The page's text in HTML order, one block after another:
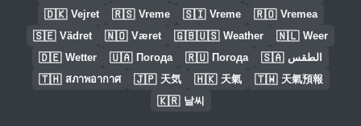
🇩🇰 Vejret 🇷🇸 Vreme 🇸🇮 Vreme 🇷🇴 Vremea
🇸🇪 Vädret 🇳🇴 Været 🇬🇧🇺🇸 Weather 🇳🇱 Weer
🇩🇪 Wetter 🇺🇦 Погода 🇷🇺 Погода 🇸🇦 الطقس
🇹🇭 สภาพอากาศ 🇯🇵 天気 🇭🇰 天氣 🇹🇼 天氣預報
🇰🇷 날씨